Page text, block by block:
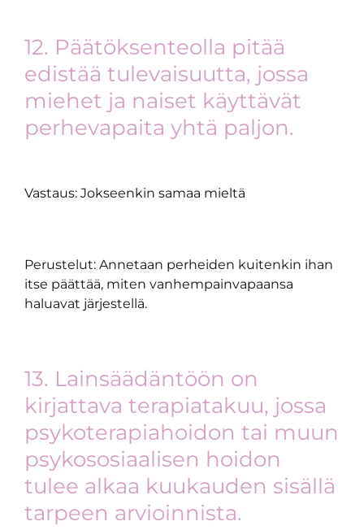
12. Päätöksenteolla pitää
edistää tulevaisuutta, jossa
miehet ja naiset käyttävät
perhevapaita yhtä paljon.
Vastaus: Jokseenkin samaa mieltä
Perustelut: Annetaan perheiden kuitenkin ihan
itse päättää, miten vanhempainvapaansa
haluavat järjestellä.
13. Lainsäädäntöön on
kirjattava terapiatakuu, jossa
psykoterapiahoidon tai muun
psykososiaalisen hoidon
tulee alkaa kuukauden sisällä
tarpeen arvioinnista.